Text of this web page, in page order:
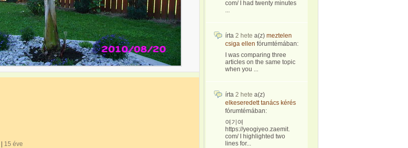
15 éve
com/ I had twenty minutes
...
írta 2 hete a(z) meztelen
csiga ellen fórumtémában:
I was comparing three
articles on the same topic
when you ...
írta 2 hete a(z)
elkeseredett tanács kérés
fórumtémában:
여기여
https://yeogiyeo.zaemit.
com/ I highlighted two
lines for...